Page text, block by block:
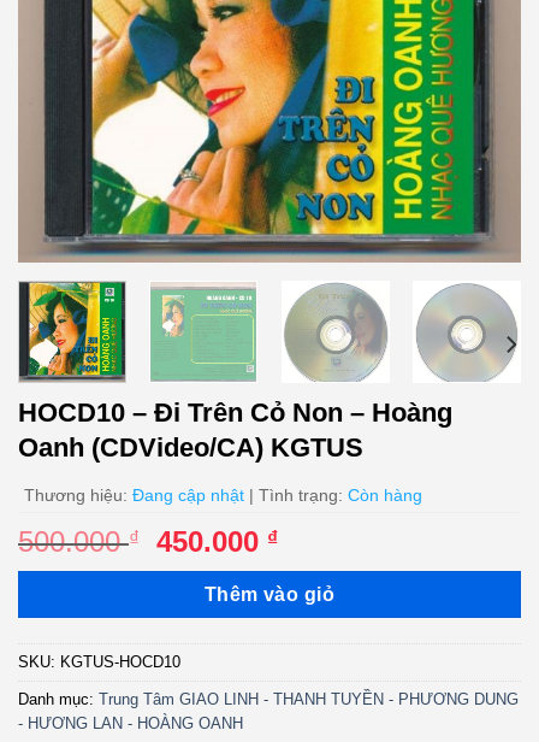
HOCD10 – Đi Trên Cỏ Non – Hoàng
Oanh (CDVideo/CA) KGTUS
Thương hiệu: Đang cập nhật | Tình trạng: Còn hàng
500.000₫
Giá
gốc
500.000 ₫.
450.000 ₫Giá
hiện
tại
là:
Thêm vào giỏ
SKU: KGTUS-HOCD10
Danh mục: Trung Tâm GIAO LINH - THANH TUYỀN - PHƯƠNG DUNG
- HƯƠNG LAN - HOÀNG OANH